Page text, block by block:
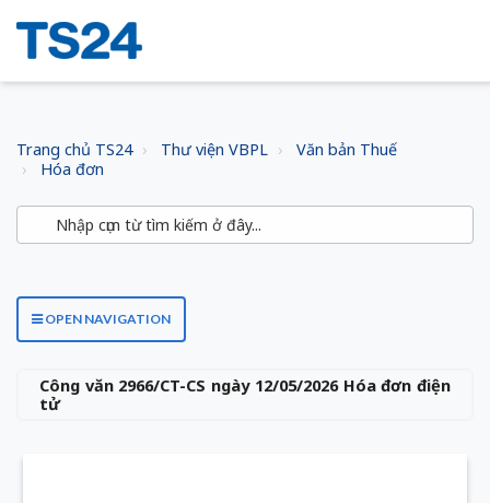
Trang chủ TS24 Thư viện VBPL
Văn bản Thuế
Hóa đơn
OPEN NAVIGATION
Công văn 2966/CT-CS ngày 12/05/2026 Hóa đơn điện
tử